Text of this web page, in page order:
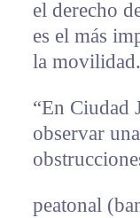
el derecho
es el más
la movilidad.
“En Ciudad
observar
peatonal